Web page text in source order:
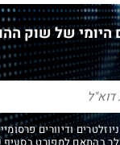
היומי של שוק
ודיוורים